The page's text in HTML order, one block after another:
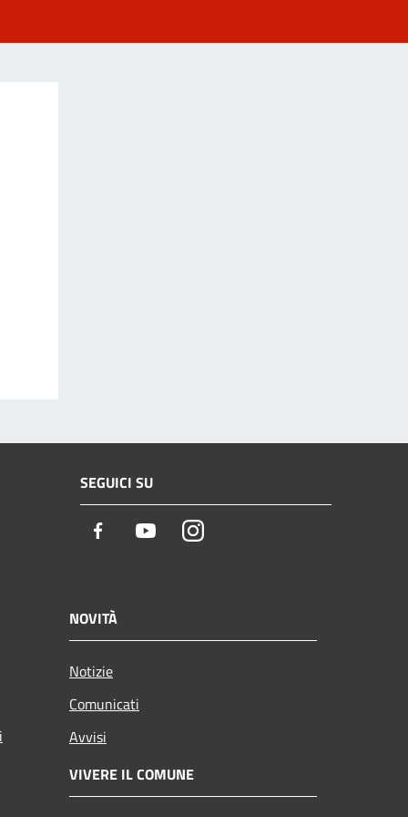
SEGUICI SU
Facebook YoutubeInstagram
NOVITÀ
Notizie
Comunicati
Avvisi
VIVERE IL COMUNE